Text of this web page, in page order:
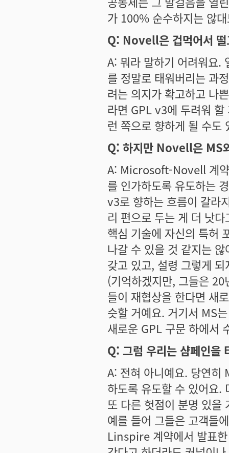
가 100% 순수하지는 않
Q: Novell은 겁먹어서 떨
A: 뭐라 말하기 어려워요.
를 정말로 태워버리는 과
려는 의지가 확고하고 나
라면 GPL v3에 두려워
런 쪽으로 향하게 될 수도
Q: 하지만 Novell은 MS
A: Microsoft-Novell 계
를 인가하도록 유도하는
v3로 향하는 흐름이 갈라
리 편으로 두는 게 더 낫
핵심 기술에 자신의 특허
나갈 수 있을 것 같지는
갖고 있고, 설령 그렇게
(기억하겠지만, 그들은
들이 재협상을 한다면 새
슷할 거예요. 거기서 MS
새로운 GPL 구문 하에서
Q: 그럼 우리는 샴페인을
A: 전혀 아니예요. 당연히
하도록 유도할 수 있어요.
또 다른 헛점이 분명 있을
예를 들어 그들은 고객들
Linspire 계약에서 발표